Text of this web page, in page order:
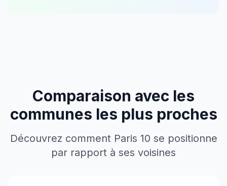
Comparaison avec les
communes les plus proches
Découvrez comment Paris 10 se positionne
par rapport à ses voisines